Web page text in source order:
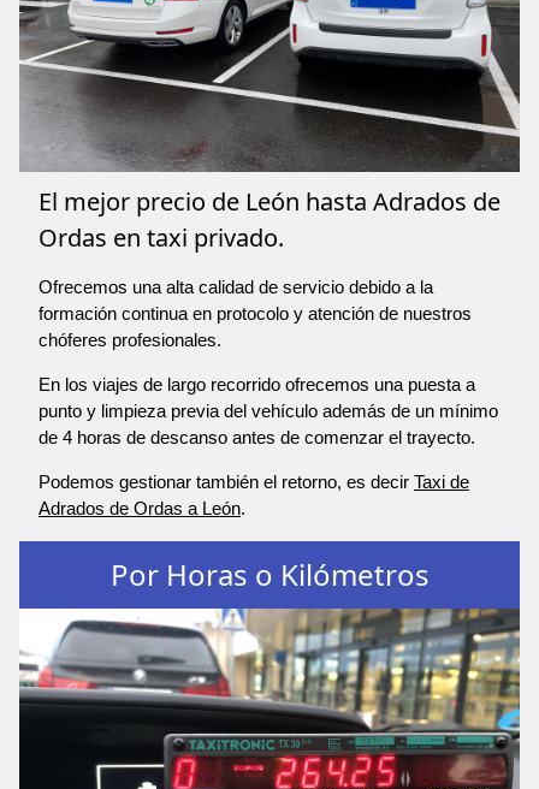
El mejor precio de León hasta Adrados de
Ordas en taxi privado.
Ofrecemos una alta calidad de servicio debido a la
formación continua en protocolo y atención de nuestros
chóferes profesionales.
En los viajes de largo recorrido ofrecemos una puesta a
punto y limpieza previa del vehículo además de un mínimo
de 4 horas de descanso antes de comenzar el trayecto.
Podemos gestionar también el retorno, es decir Taxi de
Adrados de Ordas a León.
Por Horas o Kilómetros